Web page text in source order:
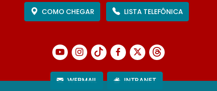
COMO CHEGAR
LISTA TELEFÔNICA
WEBMAIL INTRANET